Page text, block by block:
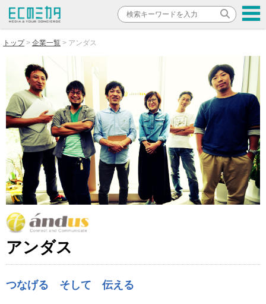
トップ 企業一覧 アンダス
アンダス
つなげる そして 伝える